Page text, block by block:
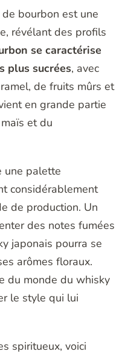
bourbon est une
révélant des profils
se caractérise
plus sucrées, avec
de fruits mûrs et
en grande partie
et du
une palette
considérablement
de production. Un
des notes fumées
japonais pourra se
arômes floraux.
du monde du whisky
le style qui lui
spiritueux, voici